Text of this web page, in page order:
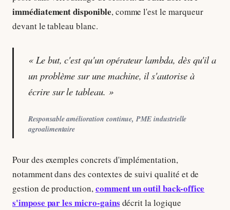
immédiatement disponible, comme l'est le marqueur
devant le tableau blanc.
« Le but, c'est qu'un opérateur lambda, dès qu'il a
un problème sur une machine, il s'autorise à
écrire sur le tableau. »
Responsable amélioration continue, PME industrielle
agroalimentaire
Pour des exemples concrets d'implémentation,
notamment dans des contextes de suivi qualité et de
gestion de production,comment un outil back-office
s'impose par les micro-gains décrit la logique